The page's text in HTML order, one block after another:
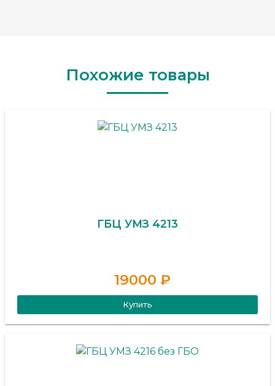
Похожие товары
ГБЦ УМЗ 4213
19000 ₽
Купить